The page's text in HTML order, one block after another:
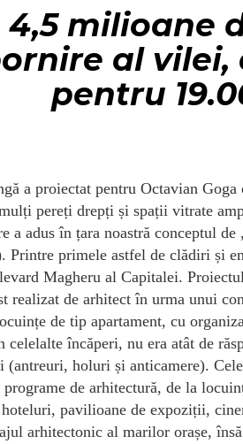
4,5 milioane
al
pentru
a proiectat pentru Octavian
pereți drepți și spații vitrate
a adus în țara noastră conceptul
Printre primele astfel de clădiri și
Magheru al Capitalei.
realizat de arhitect în urma unui
de tip apartament, cu
celelalte încăperi, nu era atât de
(antreuri, holuri și anticamere).
programe de arhitectură, de la
pavilioane de expoziții,
arhitectonic al marilor orașe,